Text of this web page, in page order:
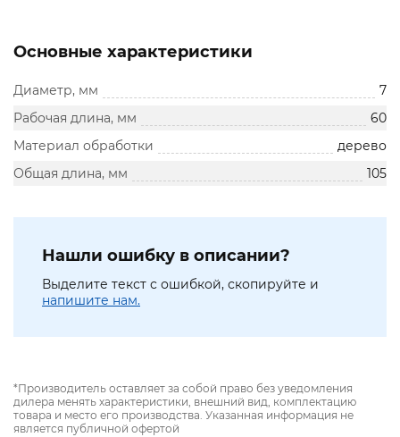
Основные характеристики
Диаметр, мм
7
Рабочая длина, мм
60
Материал обработки
дерево
Общая длина, мм
105
Нашли ошибку в описании?
Выделите текст с ошибкой, скопируйте и
напишите нам.
*Производитель оставляет за собой право без уведомления
дилера менять характеристики, внешний вид, комплектацию
товара и место его производства. Указанная информация не
является публичной офертой